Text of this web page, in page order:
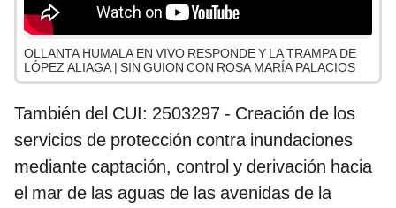
OLLANTA HUMALA EN VIVO RESPONDE Y LA TRAMPA DE
LÓPEZ ALIAGA | SIN GUION CON ROSA MARÍA PALACIOS
También del CUI: 2503297 - Creación de los
servicios de protección contra inundaciones
mediante captación, control y derivación hacia
el mar de las aguas de las avenidas de la